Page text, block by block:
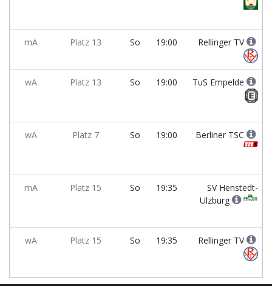
mA Platz 13 So 19:00 Rellinger TV
wA Platz 13 So 19:00 TuS Empelde
wA Platz 7 So 19:00 Berliner TSC
mA Platz 15 So 19:35
SV Henstedt-
Ulzburg
wA Platz 15 So 19:35 Rellinger TV